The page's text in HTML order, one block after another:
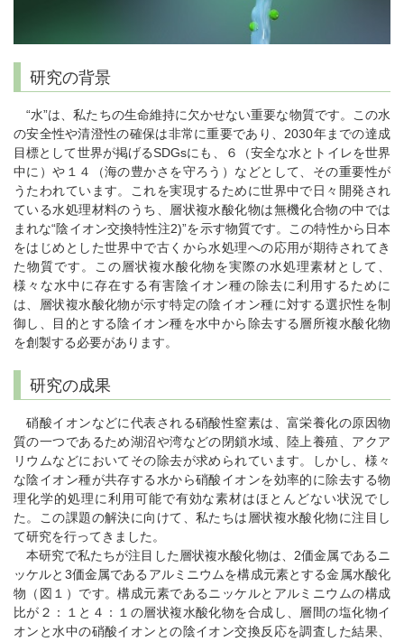
研究の背景
“水”は、私たちの生命維持に欠かせない重要な物質です。この水
の安全性や清澄性の確保は非常に重要であり、2030年までの達成
目標として世界が掲げるSDGsにも、６（安全な水とトイレを世界
中に）や１４（海の豊かさを守ろう）などとして、その重要性が
うたわれています。これを実現するために世界中で日々開発され
ている水処理材料のうち、層状複水酸化物は無機化合物の中では
まれな“陰イオン交換特性注2)”を示す物質です。この特性から日本
をはじめとした世界中で古くから水処理への応用が期待されてき
た物質です。この層状複水酸化物を実際の水処理素材として、
様々な水中に存在する有害陰イオン種の除去に利用するために
は、層状複水酸化物が示す特定の陰イオン種に対する選択性を制
御し、目的とする陰イオン種を水中から除去する層所複水酸化物
を創製する必要があります。
研究の成果
硝酸イオンなどに代表される硝酸性窒素は、富栄養化の原因物
質の一つであるため湖沼や湾などの閉鎖水域、陸上養殖、アクア
リウムなどにおいてその除去が求められています。しかし、様々
な陰イオン種が共存する水から硝酸イオンを効率的に除去する物
理化学的処理に利用可能で有効な素材はほとんどない状況でし
た。この課題の解決に向けて、私たちは層状複水酸化物に注目し
て研究を行ってきました。
本研究で私たちが注目した層状複水酸化物は、2価金属であるニ
ッケルと3価金属であるアルミニウムを構成元素とする金属水酸化
物（図１）です。構成元素であるニッケルとアルミニウムの構成
比が２：１と４：１の層状複水酸化物を合成し、層間の塩化物イ
オンと水中の硝酸イオンとの陰イオン交換反応を調査した結果、